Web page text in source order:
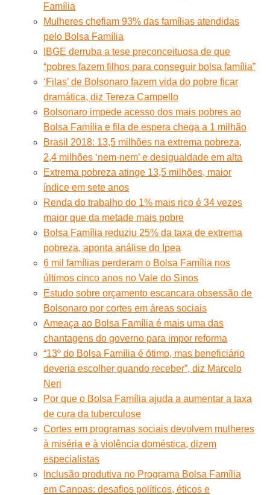
Família
Mulheres chefiam 93% das famílias atendidas
pelo Bolsa Família
IBGE derruba a tese preconceituosa de que
“pobres fazem filhos para conseguir bolsa família”
‘Filas’ de Bolsonaro fazem vida do pobre ficar
dramática, diz Tereza Campello
Bolsonaro impede acesso dos mais pobres ao
Bolsa Família e fila de espera chega a 1 milhão
Brasil 2018: 13,5 milhões na extrema pobreza,
2,4 milhões ‘nem-nem’ e desigualdade em alta
Extrema pobreza atinge 13,5 milhões, maior
índice em sete anos
Renda do trabalho do 1% mais rico é 34 vezes
maior que da metade mais pobre
Bolsa Família reduziu 25% da taxa de extrema
pobreza, aponta análise do Ipea
6 mil famílias perderam o Bolsa Família nos
últimos cinco anos no Vale do Sinos
Estudo sobre orçamento escancara obsessão de
Bolsonaro por cortes em áreas sociais
Ameaça ao Bolsa Família é mais uma das
chantagens do governo para impor reforma
“13º do Bolsa Família é ótimo, mas beneficiário
deveria escolher quando receber”, diz Marcelo
Neri
Por que o Bolsa Família ajuda a aumentar a taxa
de cura da tuberculose
Cortes em programas sociais devolvem mulheres
à miséria e à violência doméstica, dizem
especialistas
Inclusão produtiva no Programa Bolsa Família
em Canoas: desafios políticos, éticos e